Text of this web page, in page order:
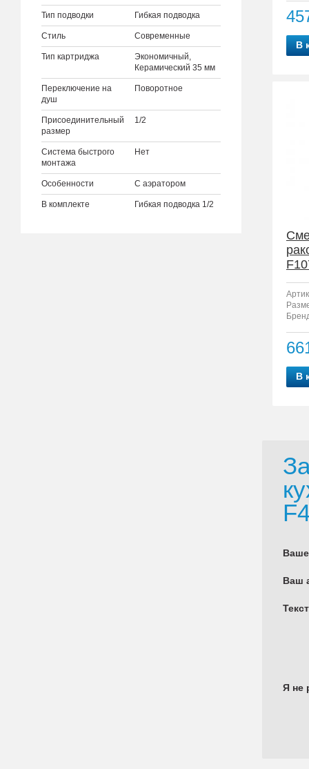
Тип подводки Гибкая подводка
Стиль Современные
Тип картриджа
Экономичный,
Керамический 35 мм
Переключение на
душ
Поворотное
Присоединительный
размер
1/2
Система быстрого
монтажа
Нет
Особенности С аэратором
В комплекте Гибкая подводка 1/2
В
В
Ваш
Я не